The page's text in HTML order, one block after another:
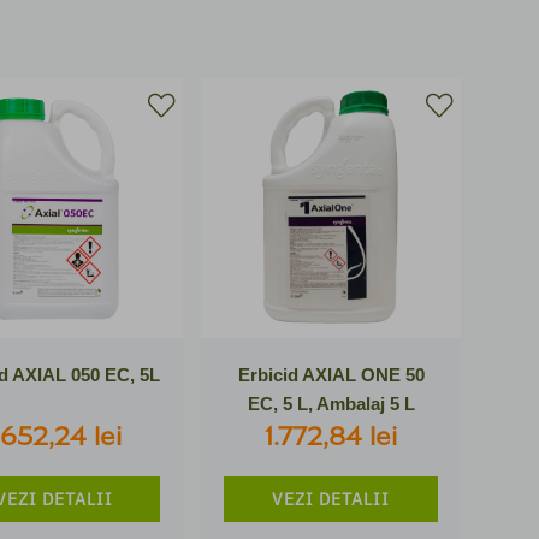
produselor noastre se regăsesc informații
pentru gazon la cele pentru vița de vie, rapiță,
gama de produse menite să îți protejeze culturile!
AXIAL 050 EC, 5L
lei
DETALII
Erbicid AXIAL ONE 50
EC, 5 L, Ambalaj 5 L
1.772,84 lei
VEZI DETALII